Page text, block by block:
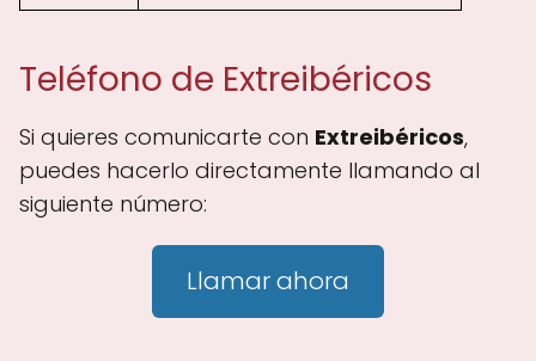
Teléfono de Extreibéricos
Si quieres comunicarte con Extreibéricos,
puedes hacerlo directamente llamando al
siguiente número:
Llamar ahora